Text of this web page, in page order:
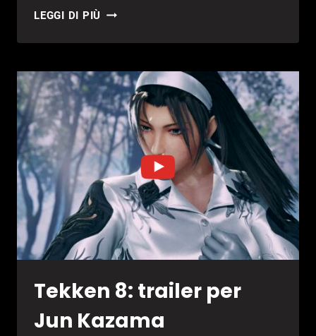
LEGGI DI PIÙ BACK
TITOLO
DI
OUTRIDERS
STUDIO
Tekken 8: trailer per
Jun Kazama